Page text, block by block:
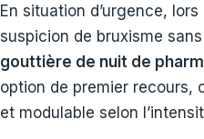
En situation d’urgence,
suspicion de bruxisme
gouttière de nuit de
option de premier recours,
et modulable selon